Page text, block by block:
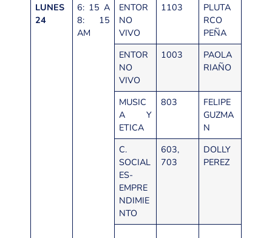
LUNES
24
6: 15 A
8: 15
AM
ENTOR
NO
VIVO
1103
PLUTA
RCO
PEÑA
ENTOR
NO
VIVO
1003
PAOLA
RIAÑO
MUSIC
A Y
ETICA
803
FELIPE
GUZMA
N
C.
SOCIAL
ES-
EMPRE
NDIMIE
NTO
603,
703
DOLLY
PEREZ